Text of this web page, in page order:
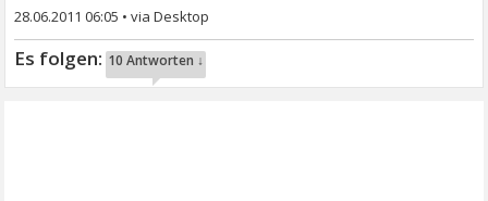
28.06.2011 06:05 •
10 Antworten ↓